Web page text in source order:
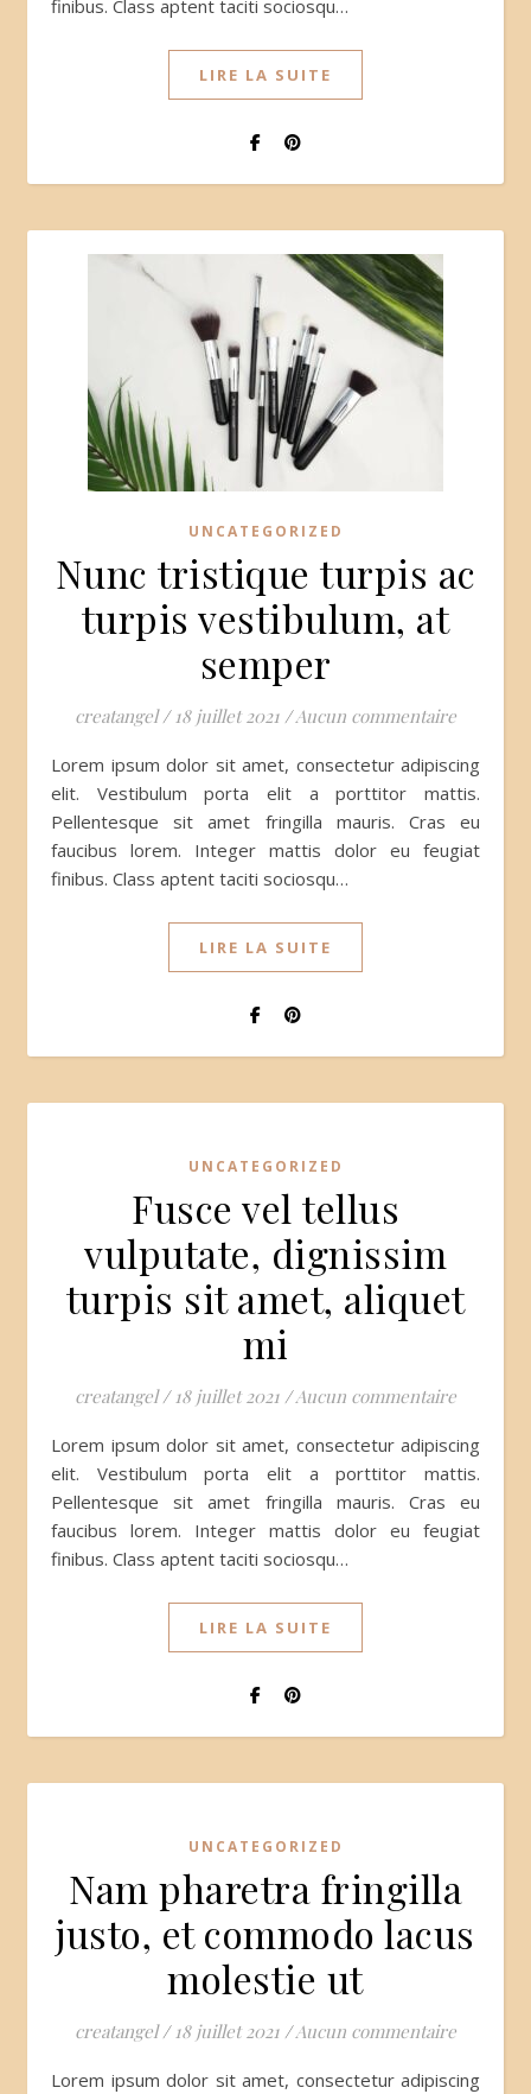
finibus. Class aptent taciti sociosqu…
LIRE LA SUITE
UNCATEGORIZED
Nunc tristique turpis ac
turpis vestibulum, at
semper
creatangel / 18 juillet 2021 / Aucun commentaire
Lorem ipsum dolor sit amet, consectetur adipiscing
elit. Vestibulum porta elit a porttitor mattis.
Pellentesque sit amet fringilla mauris. Cras eu
faucibus lorem. Integer mattis dolor eu feugiat
finibus. Class aptent taciti sociosqu…
LIRE LA SUITE
UNCATEGORIZED
Fusce vel tellus
vulputate, dignissim
turpis sit amet, aliquet
mi
creatangel / 18 juillet 2021 / Aucun commentaire
Lorem ipsum dolor sit amet, consectetur adipiscing
elit. Vestibulum porta elit a porttitor mattis.
Pellentesque sit amet fringilla mauris. Cras eu
faucibus lorem. Integer mattis dolor eu feugiat
finibus. Class aptent taciti sociosqu…
LIRE LA SUITE
UNCATEGORIZED
Nam pharetra fringilla
justo, et commodo lacus
molestie ut
creatangel / 18 juillet 2021 / Aucun commentaire
Lorem ipsum dolor sit amet, consectetur adipiscing